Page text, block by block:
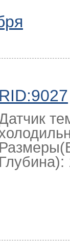
RID:9027
Глубина):